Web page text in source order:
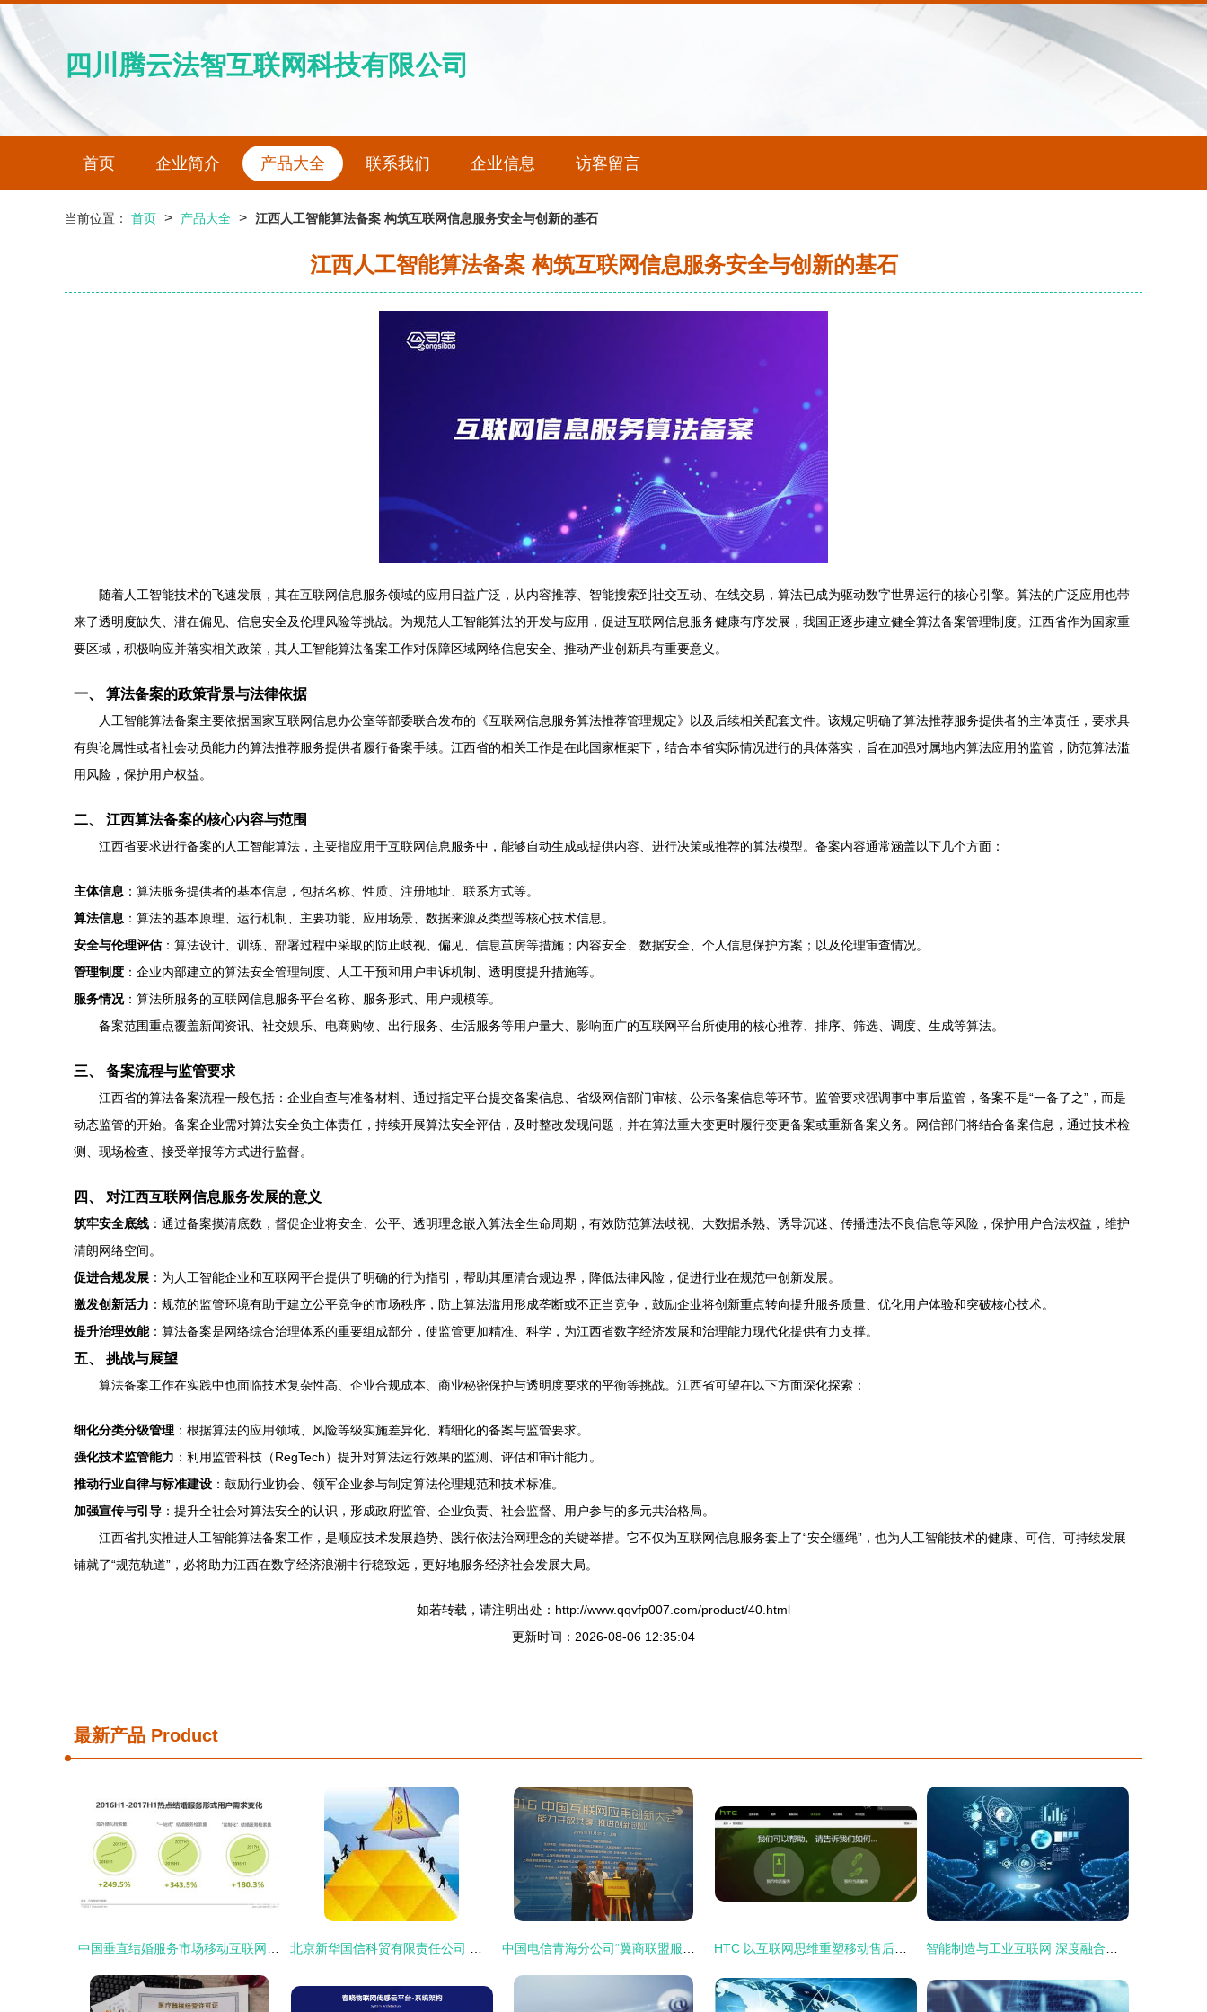
四川腾云法智互联网科技有限公司
首页 企业简介 产品大全 联系我们 企业信息 访客留言
当前位置： 首页 > 产品大全 > 江西人工智能算法备案 构筑互联网信息服务安全与创新的基石
江西人工智能算法备案 构筑互联网信息服务安全与创新的基石
随着人工智能技术的飞速发展，其在互联网信息服务领域的应用日益广泛，从内容推荐、智能搜索到社交互动、在线交易，算法已成为驱动数字世界运行的核心引擎。算法的广泛应用也带
来了透明度缺失、潜在偏见、信息安全及伦理风险等挑战。为规范人工智能算法的开发与应用，促进互联网信息服务健康有序发展，我国正逐步建立健全算法备案管理制度。江西省作为国家重
要区域，积极响应并落实相关政策，其人工智能算法备案工作对保障区域网络信息安全、推动产业创新具有重要意义。
一、 算法备案的政策背景与法律依据
人工智能算法备案主要依据国家互联网信息办公室等部委联合发布的《互联网信息服务算法推荐管理规定》以及后续相关配套文件。该规定明确了算法推荐服务提供者的主体责任，要求具
有舆论属性或者社会动员能力的算法推荐服务提供者履行备案手续。江西省的相关工作是在此国家框架下，结合本省实际情况进行的具体落实，旨在加强对属地内算法应用的监管，防范算法滥
用风险，保护用户权益。
二、 江西算法备案的核心内容与范围
江西省要求进行备案的人工智能算法，主要指应用于互联网信息服务中，能够自动生成或提供内容、进行决策或推荐的算法模型。备案内容通常涵盖以下几个方面：
主体信息 ：算法服务提供者的基本信息，包括名称、性质、注册地址、联系方式等。
算法信息 ：算法的基本原理、运行机制、主要功能、应用场景、数据来源及类型等核心技术信息。
安全与伦理评估：算法设计、训练、部署过程中采取的防止歧视、偏见、信息茧房等措施；内容安全、数据安全、个人信息保护方案；以及伦理审查情况。
管理制度 ：企业内部建立的算法安全管理制度、人工干预和用户申诉机制、透明度提升措施等。
服务情况：算法所服务的互联网信息服务平台名称、服务形式、用户规模等。
备案范围重点覆盖新闻资讯、社交娱乐、电商购物、出行服务、生活服务等用户量大、影响面广的互联网平台所使用的核心推荐、排序、筛选、调度、生成等算法。
三、 备案流程与监管要求
江西省的算法备案流程一般包括：企业自查与准备材料、通过指定平台提交备案信息、省级网信部门审核、公示备案信息等环节。监管要求强调事中事后监管，备案不是“一备了之”，而是
动态监管的开始。备案企业需对算法安全负主体责任，持续开展算法安全评估，及时整改发现问题，并在算法重大变更时履行变更备案或重新备案义务。网信部门将结合备案信息，通过技术检
测、现场检查、接受举报等方式进行监督。
四、 对江西互联网信息服务发展的意义
筑牢安全底线 ：通过备案摸清底数，督促企业将安全、公平、透明理念嵌入算法全生命周期，有效防范算法歧视、大数据杀熟、诱导沉迷、传播违法不良信息等风险，保护用户合法权益，维护
清朗网络空间。
促进合规发展 ：为人工智能企业和互联网平台提供了明确的行为指引，帮助其厘清合规边界，降低法律风险，促进行业在规范中创新发展。
激发创新活力 ：规范的监管环境有助于建立公平竞争的市场秩序，防止算法滥用形成垄断或不正当竞争，鼓励企业将创新重点转向提升服务质量、优化用户体验和突破核心技术。
提升治理效能：算法备案是网络综合治理体系的重要组成部分，使监管更加精准、科学，为江西省数字经济发展和治理能力现代化提供有力支撑。
五、 挑战与展望
算法备案工作在实践中也面临技术复杂性高、企业合规成本、商业秘密保护与透明度要求的平衡等挑战。江西省可望在以下方面深化探索：
细化分类分级管理 ：根据算法的应用领域、风险等级实施差异化、精细化的备案与监管要求。
强化技术监管能力 ：利用监管科技（RegTech）提升对算法运行效果的监测、评估和审计能力。
推动行业自律与标准建设 ：鼓励行业协会、领军企业参与制定算法伦理规范和技术标准。
加强宣传与引导 ：提升全社会对算法安全的认识，形成政府监管、企业负责、社会监督、用户参与的多元共治格局。
江西省扎实推进人工智能算法备案工作，是顺应技术发展趋势、践行依法治网理念的关键举措。它不仅为互联网信息服务套上了“安全缰绳”，也为人工智能技术的健康、可信、可持续发展
铺就了“规范轨道”，必将助力江西在数字经济浪潮中行稳致远，更好地服务经济社会发展大局。
如若转载，请注明出处：http://www.qqvfp007.com/product/40.html
更新时间：2026-08-06 12:35:04
最新产品 Product